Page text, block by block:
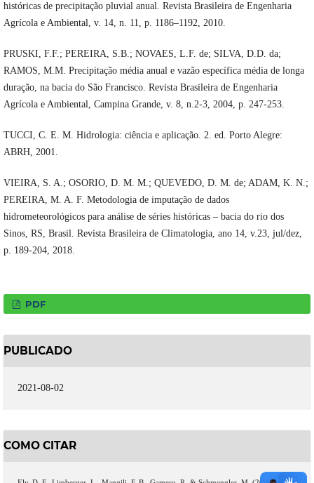
históricas de precipitação pluvial anual. Revista Brasileira de Engenharia
Agrícola e Ambiental, v. 14, n. 11, p. 1186–1192, 2010.
PRUSKI, F.F.; PEREIRA, S.B.; NOVAES, L.F. de; SILVA, D.D. da;
RAMOS, M.M. Precipitação média anual e vazão específica média de longa
duração, na bacia do São Francisco. Revista Brasileira de Engenharia
Agrícola e Ambiental, Campina Grande, v. 8, n.2-3, 2004, p. 247-253.
TUCCI, C. E. M. Hidrologia: ciência e aplicação. 2. ed. Porto Alegre:
ABRH, 2001.
VIEIRA, S. A.; OSORIO, D. M. M.; QUEVEDO, D. M. de; ADAM, K. N.;
PEREIRA, M. A. F. Metodologia de imputação de dados
hidrometeorológicos para análise de séries históricas – bacia do rio dos
Sinos, RS, Brasil. Revista Brasileira de Climatologia, ano 14, v.23, jul/dez,
p. 189-204, 2018.
PDF
PUBLICADO
2021-08-02
COMO CITAR